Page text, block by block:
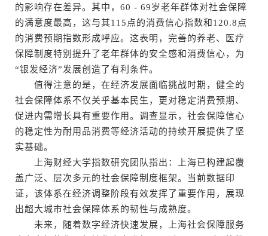
的影响存在差异。其中，60 - 69岁老年群体对社会保障
的满意度最高，这与其115点的消费信心指数和120.8点
的消费预期指数形成呼应。这表明，完善的养老、医疗
保障制度特别提升了老年群体的安全感和消费信心，为
“银发经济”发展创造了有利条件。
值得注意的是，在经济发展面临挑战时期，健全的
社会保障体系不仅关乎基本民生，更对稳定消费预期、
促进内需增长具有重要作用。调查显示，社会保障信心
的稳定性为耐用品消费等经济活动的持续开展提供了坚
实基础。
上海财经大学指数研究团队指出：上海已构建起覆
盖广泛、层次多元的社会保障制度框架。当前数据印
证，该体系在经济调整阶段有效发挥了重要作用，展现
出超大城市社会保障体系的韧性与成熟度。
未来，随着数字经济快速发展，上海社会保障服务